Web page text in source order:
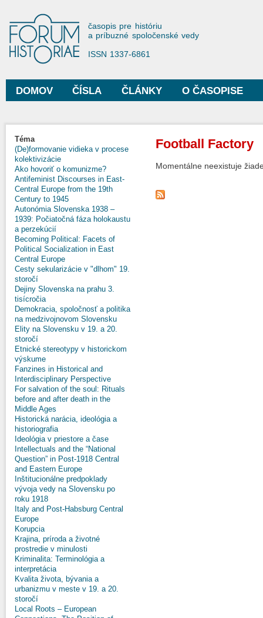
Forum Historiae
časopis pre históriu
a príbuzné spoločenské vedy
ISSN 1337-6861
Hlavné menu
DOMOV ČÍSLA ČLÁNKY O ČASOPISE
Nachádzate sa tu
Téma
(De)formovanie vidieka v procese
kolektivizácie
Ako hovoriť o komunizme?
Antifeminist Discourses in East-
Central Europe from the 19th
Century to 1945
Autonómia Slovenska 1938 –
1939: Počiatočná fáza holokaustu
a perzekúcií
Becoming Political: Facets of
Political Socialization in East
Central Europe
Cesty sekularizácie v "dlhom" 19.
storočí
Dejiny Slovenska na prahu 3.
tisícročia
Demokracia, spoločnosť a politika
na medzivojnovom Slovensku
Elity na Slovensku v 19. a 20.
storočí
Etnické stereotypy v historickom
výskume
Fanzines in Historical and
Interdisciplinary Perspective
For salvation of the soul: Rituals
before and after death in the
Middle Ages
Historická narácia, ideológia a
historiografia
Ideológia v priestore a čase
Intellectuals and the “National
Question” in Post-1918 Central
and Eastern Europe
Inštitucionálne predpoklady
vývoja vedy na Slovensku po
roku 1918
Italy and Post-Habsburg Central
Europe
Korupcia
Krajina, príroda a životné
prostredie v minulosti
Kriminalita: Terminológia a
interpretácia
Kvalita života, bývania a
urbanizmu v meste v 19. a 20.
storočí
Local Roots – European
Football Factory
Momentálne neexistuje